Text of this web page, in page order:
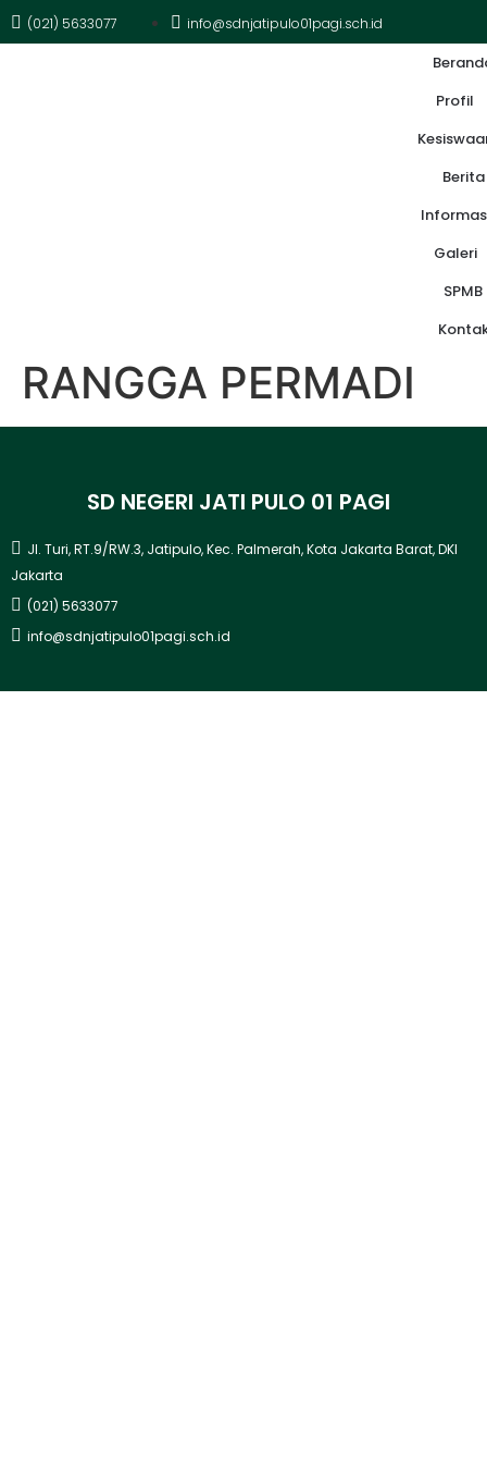
(021) 5633077 info@sdnjatipulo01pagi.sch.id
Profil
Berita
Galeri
SPMB
RANGGA PERMADI
SD NEGERI JATI PULO 01 PAGI
Jl. Turi, RT.9/RW.3, Jatipulo, Kec. Palmerah, Kota Jakarta Barat, DKI
Jakarta
(021) 5633077
info@sdnjatipulo01pagi.sch.id